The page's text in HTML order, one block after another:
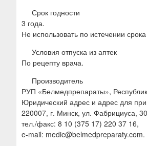
Срок годности
3 года.
Не использовать по истечении
Условия отпуска из аптек
По рецепту врача.
Производитель
РУП «Белмедпрепараты»,
Юридический адрес и адрес для
220007, г. Минск, ул. Фабрициуса,
тел./факс: 8 10 (375 17) 220 37 16,
e-mail: medic@belmedpreparaty.com.